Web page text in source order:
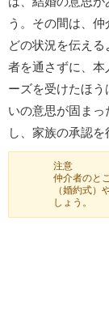
う。その間は、
どの状況を伝え
者を通さずに、
ーズを受けたほ
いの意思が固ま
し、家族の承認を
注意
仲介者のと
（婚約式）
しょう。